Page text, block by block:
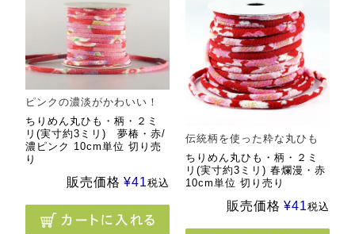
ピンクの濃淡がかわいい！
ちりめん丸ひも・柄・２ミ
リ(実寸約3ミリ) 夢椿・赤/
濃ピンク 10cm単位 切り売
り
販売価格 ¥41税込
伝統柄を使った粋な丸ひも
ちりめん丸ひも・柄・２ミ
リ(実寸約3ミリ) 春爛漫・赤
10cm単位 切り売り
販売価格 ¥41税込